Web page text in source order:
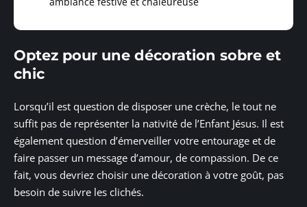
Optez pour une décoration sobre et
chic
Lorsqu’il est question de disposer une crèche, le tout ne
suffit pas de représenter la nativité de l’Enfant Jésus. Il est
également question d’émerveiller votre entourage et de
faire passer un message d’amour, de compassion. De ce
fait, vous devriez choisir une décoration à votre goût, pas
besoin de suivre les clichés.